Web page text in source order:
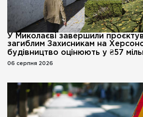
У Миколаєві завершили
загиблим Захисникам на
будівництво оцінюють у ₴57
06 серпня 2026